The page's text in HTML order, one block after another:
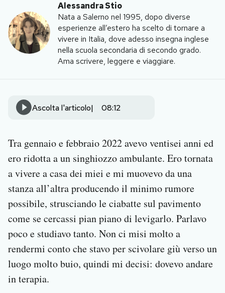
AREA PERSONALE
Area Personale
Newsletter
Esci
Alessandra Stio
Nata a Salerno nel 1995, dopo diverse
esperienze all’estero ha scelto di tornare a
vivere in Italia, dove adesso insegna inglese
nella scuola secondaria di secondo grado.
Ama scrivere, leggere e viaggiare.
Ascolta l'articolo 08:12
Tra gennaio e febbraio 2022 avevo ventisei anni ed
ero ridotta a un singhiozzo ambulante. Ero tornata
a vivere a casa dei miei e mi muovevo da una
stanza all’altra producendo il minimo rumore
possibile, strusciando le ciabatte sul pavimento
come se cercassi pian piano di levigarlo. Parlavo
poco e studiavo tanto. Non ci misi molto a
rendermi conto che stavo per scivolare giù verso un
luogo molto buio, quindi mi decisi: dovevo andare
in terapia.